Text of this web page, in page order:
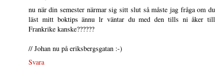
nu när din semester närmar sig sitt slut så måste jag fråga om du
läst mitt boktips ännu lr väntar du med den tills ni åker till
Frankrike kanske??????
// Johan nu på eriksbergsgatan :-)
Svara